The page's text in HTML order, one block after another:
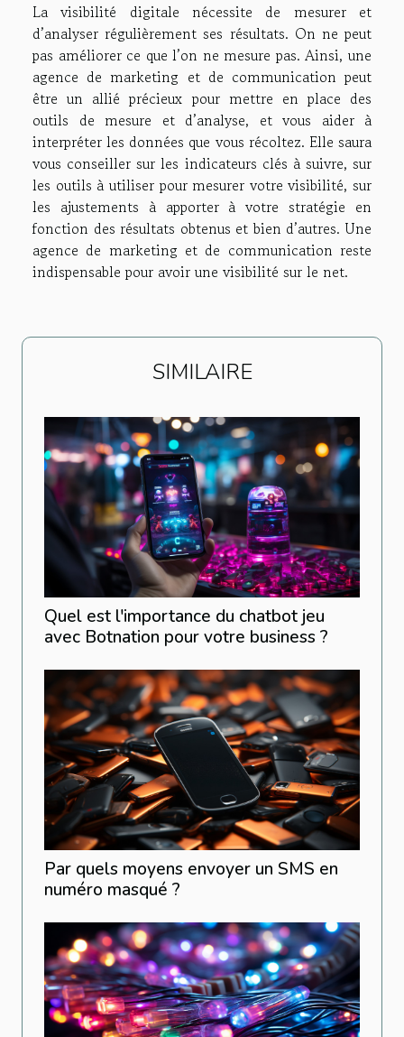
La visibilité digitale nécessite de mesurer et
d’analyser régulièrement ses résultats. On ne peut
pas améliorer ce que l’on ne mesure pas. Ainsi, une
agence de marketing et de communication peut
être un allié précieux pour mettre en place des
outils de mesure et d’analyse, et vous aider à
interpréter les données que vous récoltez. Elle saura
vous conseiller sur les indicateurs clés à suivre, sur
les outils à utiliser pour mesurer votre visibilité, sur
les ajustements à apporter à votre stratégie en
fonction des résultats obtenus et bien d’autres. Une
agence de marketing et de communication reste
indispensable pour avoir une visibilité sur le net.
SIMILAIRE
Quel est l'importance du chatbot jeu
avec Botnation pour votre business ?
Par quels moyens envoyer un SMS en
numéro masqué ?